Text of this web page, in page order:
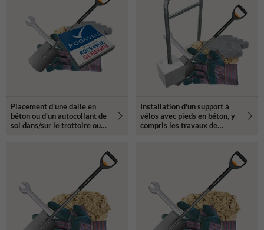
Placement d'une dalle en
béton ou d'un autocollant de
sol dans/sur le trottoire ou
Installation d'un support à
vélos avec pieds en béton, y
compris les travaux de